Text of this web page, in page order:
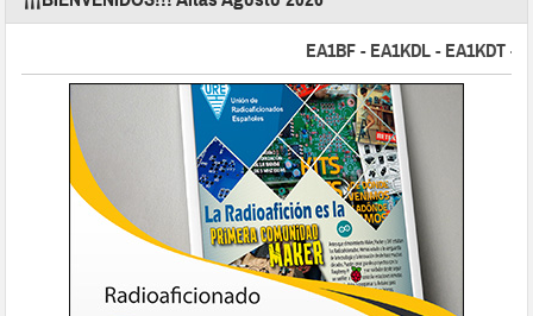
EA1BF - EA1KDL - EA1KDT -